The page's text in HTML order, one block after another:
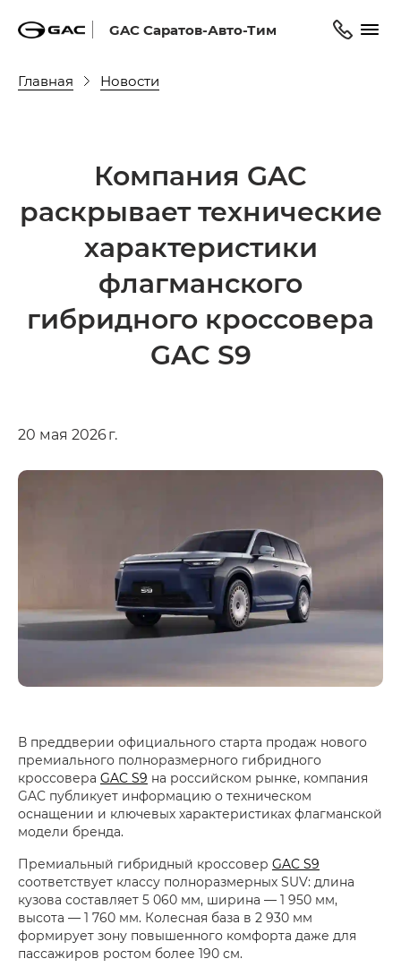
GAC Саратов-Авто-Тим
Главная Новости
Компания GAC
раскрывает технические
характеристики
флагманского
гибридного кроссовера
GAC S9
20 мая 2026 г.
В преддверии официального старта продаж нового
премиального полноразмерного гибридного
кроссовера GAC S9 на российском рынке, компания
GAC публикует информацию о техническом
оснащении и ключевых характеристиках флагманской
модели бренда.
Премиальный гибридный кроссовер GAC S9
соответствует классу полноразмерных SUV: длина
кузова составляет 5 060 мм, ширина — 1 950 мм,
высота — 1 760 мм. Колесная база в 2 930 мм
формирует зону повышенного комфорта даже для
пассажиров ростом более 190 см.